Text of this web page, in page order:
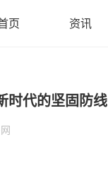
页 资讯
时代的坚固防线